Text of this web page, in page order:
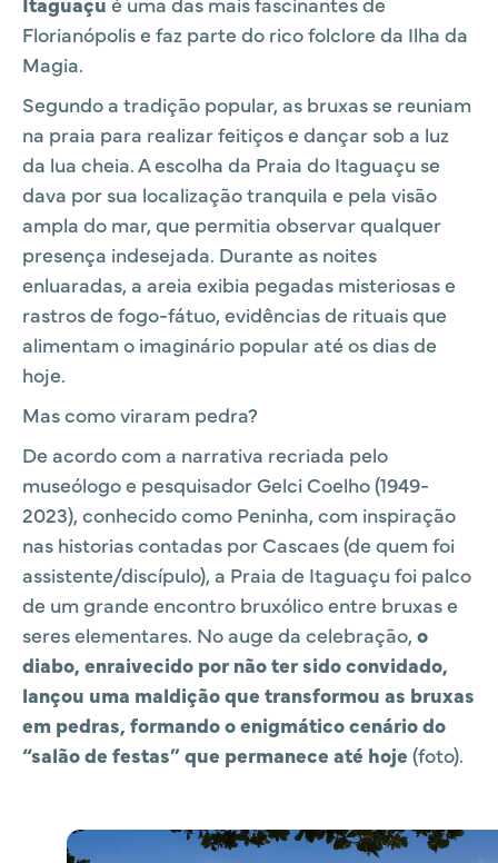
Florianópolis e faz parte do rico folclore da Ilha da
Magia.
Segundo a tradição popular, as bruxas se reuniam
na praia para realizar feitiços e dançar sob a luz
da lua cheia. A escolha da Praia do Itaguaçu se
dava por sua localização tranquila e pela visão
ampla do mar, que permitia observar qualquer
presença indesejada. Durante as noites
enluaradas, a areia exibia pegadas misteriosas e
rastros de fogo-fátuo, evidências de rituais que
alimentam o imaginário popular até os dias de
hoje.
Mas como viraram pedra?
De acordo com a narrativa recriada pelo
museólogo e pesquisador Gelci Coelho (1949-
2023), conhecido como Peninha, com inspiração
nas historias contadas por Cascaes (de quem foi
assistente/discípulo), a Praia de Itaguaçu foi palco
de um grande encontro bruxólico entre bruxas e
seres elementares. No auge da celebração, o
diabo, enraivecido por não ter sido convidado,
lançou uma maldição que transformou as bruxas
em pedras, formando o enigmático cenário do
“salão de festas” que permanece até hoje (foto).